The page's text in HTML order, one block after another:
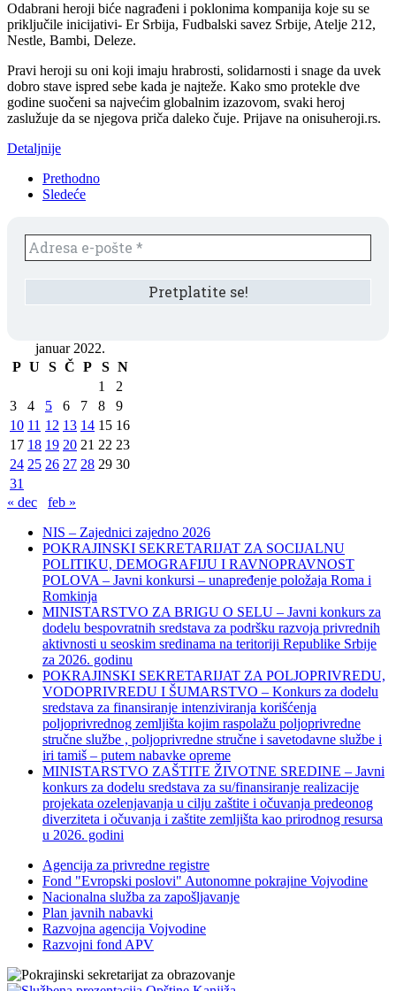
Odabrani heroji biće nagrađeni i poklonima kompanija koje su se
priključile inicijativi- Er Srbija, Fudbalski savez Srbije, Atelje 212,
Nestle, Bambi, Deleze.
Pravi heroji su oni koji imaju hrabrosti, solidarnosti i snage da uvek
dobro stave ispred sebe kada je najteže. Kako smo protekle dve
godine suočeni sa najvećim globalnim izazovom, svaki heroj
zaslužuje da se njegova priča daleko čuje. Prijave na onisuheroji.rs.
Detaljnije
Prethodno
Sledeće
januar 2022.
P U S Č P S N
1
2
3
4 5 6 7 8
9
10 11 12 13 14 15 16
17 18 19 20 21 22 23
24 25 26 27 28 29 30
31
« dec
feb »
NIS – Zajednici zajedno 2026
POKRAJINSKI SEKRETARIJAT ZA SOCIJALNU
POLITIKU, DEMOGRAFIJU I RAVNOPRAVNOST
POLOVA – Javni konkursi – unapređenje položaja Roma i
Romkinja
MINISTARSTVO ZA BRIGU O SELU – Javni konkurs za
dodelu bespovratnih sredstava za podršku razvoja privrednih
aktivnosti u seoskim sredinama na teritoriji Republike Srbije
za 2026. godinu
POKRAJINSKI SEKRETARIJAT ZA POLJOPRIVREDU,
VODOPRIVREDU I ŠUMARSTVO – Konkurs za dodelu
sredstava za finansiranje intenziviranja korišćenja
poljoprivrednog zemljišta kojim raspolažu poljoprivredne
stručne službe , poljoprivredne stručne i savetodavne službe i
iri tamiš ‒ putem nabavke opreme
MINISTARSTVO ZAŠTITE ŽIVOTNE SREDINE – Javni
konkurs za dodelu sredstava za su/finansiranje realizacije
projekata ozelenjavanja u cilju zaštite i očuvanja predeonog
diverziteta i očuvanja i zaštite zemljišta kao prirodnog resursa
u 2026. godini
Agencija za privredne registre
Fond "Evropski poslovi" Autonomne pokrajine Vojvodine
Nacionalna služba za zapošljavanje
Plan javnih nabavki
Razvojna agencija Vojvodine
Razvojni fond APV